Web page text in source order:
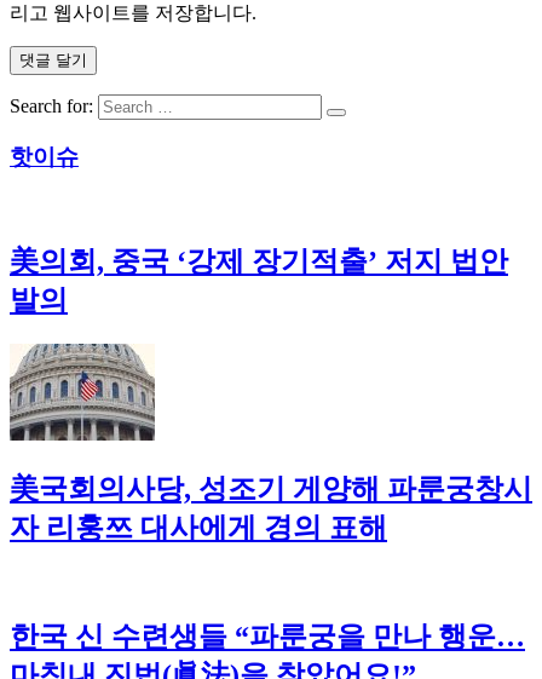
리고 웹사이트를 저장합니다.
Search for:
핫이슈
美의회, 중국 ‘강제 장기적출’ 저지 법안
발의
美국회의사당, 성조기 게양해 파룬궁창시
자 리훙쯔 대사에게 경의 표해
한국 신 수련생들 “파룬궁을 만나 행운…